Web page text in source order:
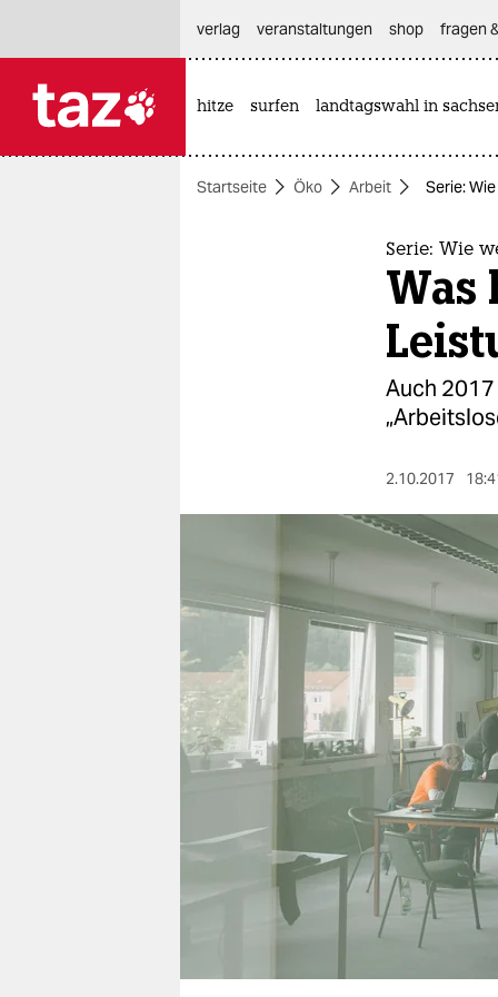
themen
wahrheit
verlag
verlag
veranstaltungen
fragen & hilfe
unterstützen
verlag
veranstaltungen shop fragen
hitze surfen landtagswahl in
Startseite Öko Arbeit Serie:
Serie: Wie
Was
Auch
2.10.2017